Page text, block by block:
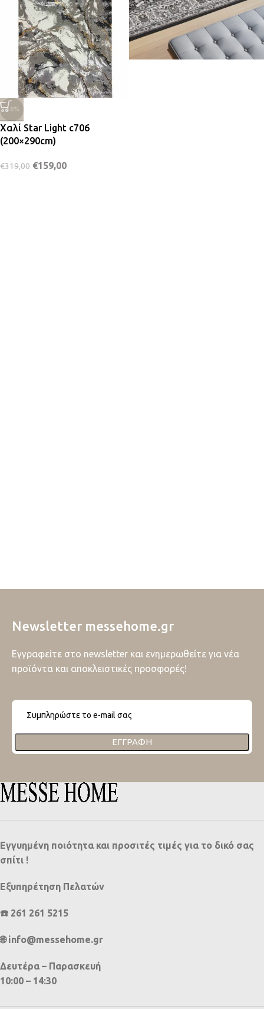
-50%
Χαλί Star Light c706
(200×290cm)
€319,00 €159,00
Newsletter messehome.gr
Εγγραφείτε στο newsletter και ενημερωθείτε για νέα
προϊόντα και αποκλειστικές προσφορές!
ΕΓΓΡΑΦΉ
Εγγυημένη ποιότητα και προσιτές τιμές για το δικό σας
σπίτι !
Εξυπηρέτηση Πελατών
☎️ 261 261 5215
🌐 info@messehome.gr
Δευτέρα – Παρασκευή
10:00 – 14:30